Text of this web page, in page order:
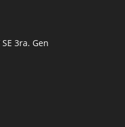
3ra. Gen